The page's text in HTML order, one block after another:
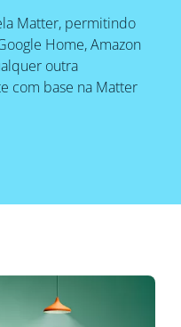
Matter, permitindo
Home, Amazon
outra
com base na Matter